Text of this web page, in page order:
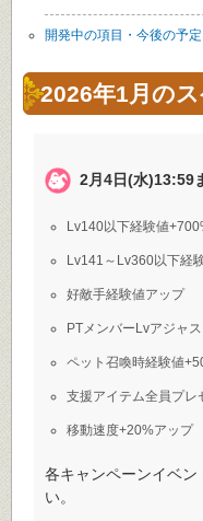
開発中の項目・今後の予
2026年1月の
2月4日(水)13:59
Lv140以下経験値
Lv141～Lv360以下経
好敵手経験値アップ
PTメンバーLvアジャ
ペット召喚時経験値
支援アイテム全員プレ
移動速度+20%アップ
各キャンペーンイベン
い。